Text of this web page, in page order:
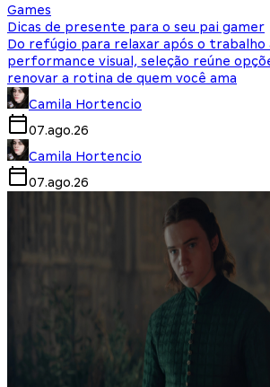
Games
Dicas de presente para o seu pai gamer
Do refúgio para relaxar após o trabalho
performance visual, seleção reúne
renovar a rotina de quem você ama
Camila Hortencio
07.ago.26
Camila Hortencio
07.ago.26